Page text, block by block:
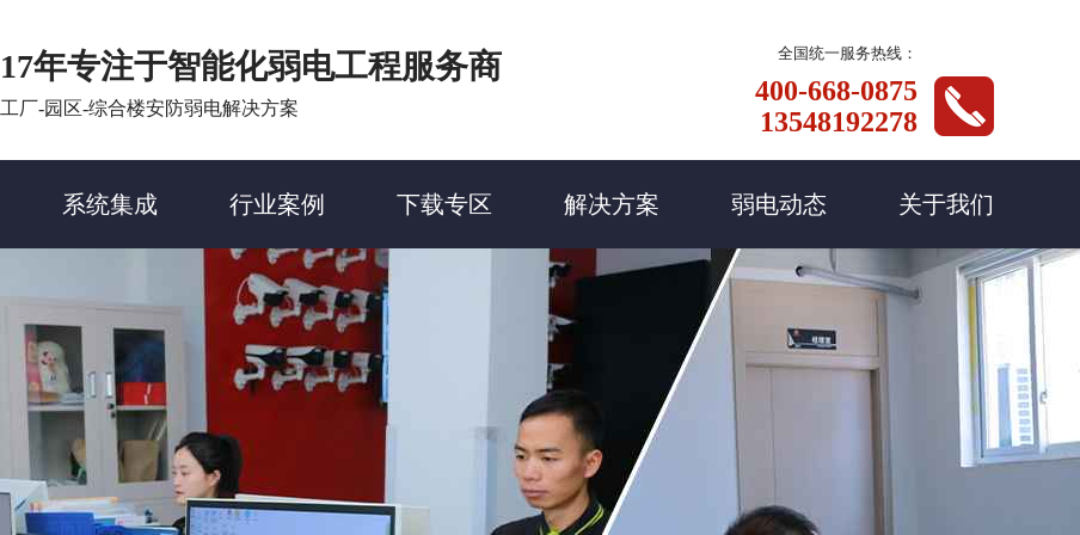
17年专注于智能化弱电工程服务商
工厂-园区-综合楼安防弱电解决方案
全国统一服务热线：
400-668-0875
13548192278
系统集成 行业案例 下载专区 解决方案 弱电动态 关于我们